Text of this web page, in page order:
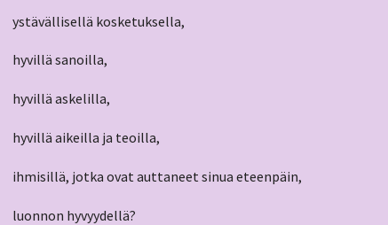
ystävällisellä kosketuksella,
hyvillä sanoilla,
hyvillä askelilla,
hyvillä aikeilla ja teoilla,
ihmisillä, jotka ovat auttaneet sinua eteenpäin,
luonnon hyvyydellä?